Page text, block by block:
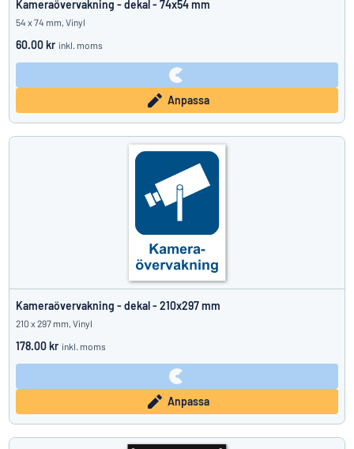
Kameraövervakning - dekal - 74x54 mm
54 x 74 mm, Vinyl
60.00 kr inkl. moms
Anpassa
Kameraövervakning - dekal - 210x297 mm
210 x 297 mm, Vinyl
178.00 kr inkl. moms
Anpassa